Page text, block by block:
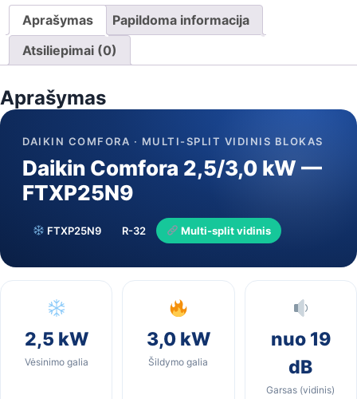
split
vidinis
blokas
(FTXP25N)
Aprašymas
Papildoma informacija
Atsiliepimai (0)
Aprašymas
DAIKIN COMFORA · MULTI-SPLIT VIDINIS BLOKAS
Daikin Comfora 2,5/3,0 kW —
FTXP25N9
FTXP25N9 R-32 Multi-split vidinis
2,5 kW
Vėsinimo galia
3,0 kW
Šildymo galia
nuo 19
dB
Garsas (vidinis)